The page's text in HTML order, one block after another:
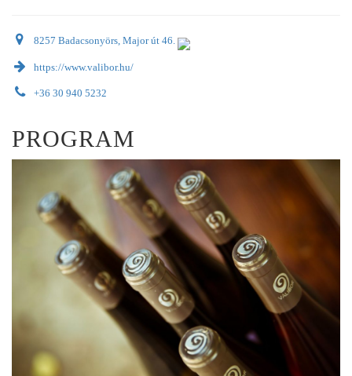
8257 Badacsonyörs, Major út 46.
https://www.valibor.hu/
+36 30 940 5232
PROGRAM